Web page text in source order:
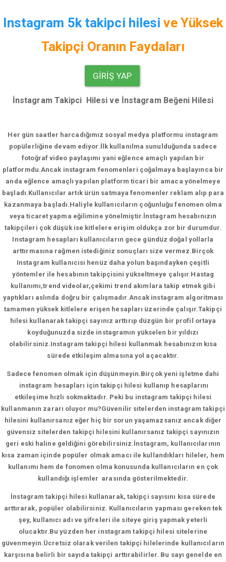
Instagram 5k takipci hilesi ve Yüksek
Takipçi Oranın Faydaları
GIRIŞ YAP
İnstagram Takipci Hilesi ve İnstagram Beğeni Hilesi
Her gün saatler harcadığımız sosyal medya platformu instagram
popülerliğine devam ediyor.İlk kullanılma sunulduğunda sadece
fotoğraf video paylaşımı yani eğlence amaçlı yapılan bir
platformdu.Ancak instagram fenomenleri çoğalmaya başlayınca bir
anda eğlence amaçlı yapılan platform ticari bir amaca yönelmeye
başladı.Kullanıcılar artık ürün satmaya fenomenler reklam alıp para
kazanmaya başladı.Haliyle kullanıcıların çoğunluğu fenomen olma
veya ticaret yapma eğilimine yönelmiştir.İnstagram hesabınızın
takipçileri çok düşük ise kitlelere erişim oldukça zor bir durumdur.
Instagram hesapları kullanıcıların gece gündüz doğal yollarla
arttırmasına rağmen istediğiniz sonuçları size vermez.Birçok
Instagram kullanıcısı henüz daha yolun başındayken çeşitli
yöntemler ile hesabının takipçisini yükseltmeye çalışır.Hastag
kullanımı,trend videolar,çekimi trend akımlara takip etmek gibi
yaptıkları aslında doğru bir çalışmadır.Ancak instagram algoritması
tamamen yüksek kitlelere erişen hesapları üzerinde çalışır.Takipçi
hilesi kullanarak takipçi sayınız arttırıp düzgün bir profil ortaya
koyduğunuzda sizde instagramın yükselen bir yıldızı
olabilirsiniz.Instagram takipçi hilesi kullanmak hesabınızın kısa
sürede etkileşim almasına yol açacaktır.
Sadece fenomen olmak için düşünmeyin.Birçok yeni işletme dahi
instagram hesapları için takipçi hilesi kullanıp hesaplarını
etkileşime hızlı sokmaktadır. Peki bu instagram takipçi hilesi
kullanmanın zararı oluyor mu?Güvenilir sitelerden instagram takipçi
hilesini kullanırsanız eğer hiç bir sorun yaşamazsanız ancak diğer
güvensiz sitelerden takipçi hilesini kullanırsanız takipçi sayınızın
geri eski haline geldiğini görebilirsiniz.İnstagram, kullanıcılarının
kısa zaman içinde popüler olmak amacı ile kullandıkları hileler, hem
kullanımı hem de fonomen olma konusunda kullanıcıların en çok
kullandığı işlemler arasında gösterilmektedir.
İnstagram takipçi hilesi kullanarak, takipçi sayısını kısa sürede
arttırarak, popüler olabilirsiniz. Kullanıcıların yapması gereken tek
şey, kullanıcı adı ve şifreleri ile siteye giriş yapmak yeterli
olucaktır.Bu yüzden her instagram takipçi hilesi sitelerine
güvenmeyin.Ücretsiz olarak verilen takipçi hilelerinde kullanıcıların
karşısına belirli bir sayıda takipçi arttırabilirler. Bu sayı genelde en